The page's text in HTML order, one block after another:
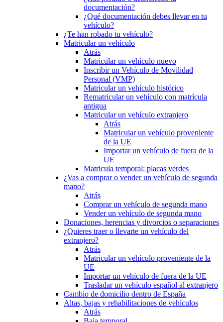
documentación?
¿Qué documentación debes llevar en tu
vehículo?
¿Te han robado tu vehículo?
Matricular un vehículo
Atrás
Matricular un vehículo nuevo
Inscribir un Vehículo de Movilidad
Personal (VMP)
Matricular un vehículo histórico
Rematricular un vehículo con matrícula
antigua
Matricular un vehículo extranjero
Atrás
Matricular un vehículo proveniente
de la UE
Importar un vehículo de fuera de la
UE
Matricula temporal: placas verdes
¿Vas a comprar o vender un vehículo de segunda
mano?
Atrás
Comprar un vehículo de segunda mano
Vender un vehículo de segunda mano
Donaciones, herencias y divorcios o separaciones
¿Quieres traer o llevarte un vehículo del
extranjero?
Atrás
Matricular un vehículo proveniente de la
UE
Importar un vehículo de fuera de la UE
Trasladar un vehículo español al extranjero
Cambio de domicilio dentro de España
Altas, bajas y rehabilitaciones de vehículos
Atrás